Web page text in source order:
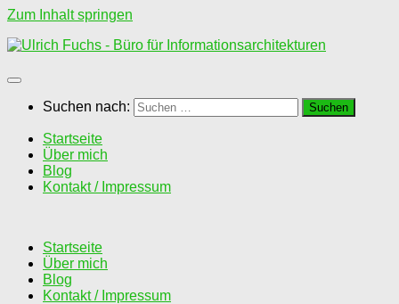
Zum Inhalt springen
Suchen nach:
Startseite
Über mich
Blog
Kontakt / Impressum
Startseite
Über mich
Blog
Kontakt / Impressum